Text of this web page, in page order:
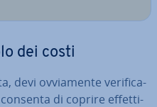
dei costi
devi ov­via­men­te ve­ri­fi­ca­
di coprire ef­fet­ti­